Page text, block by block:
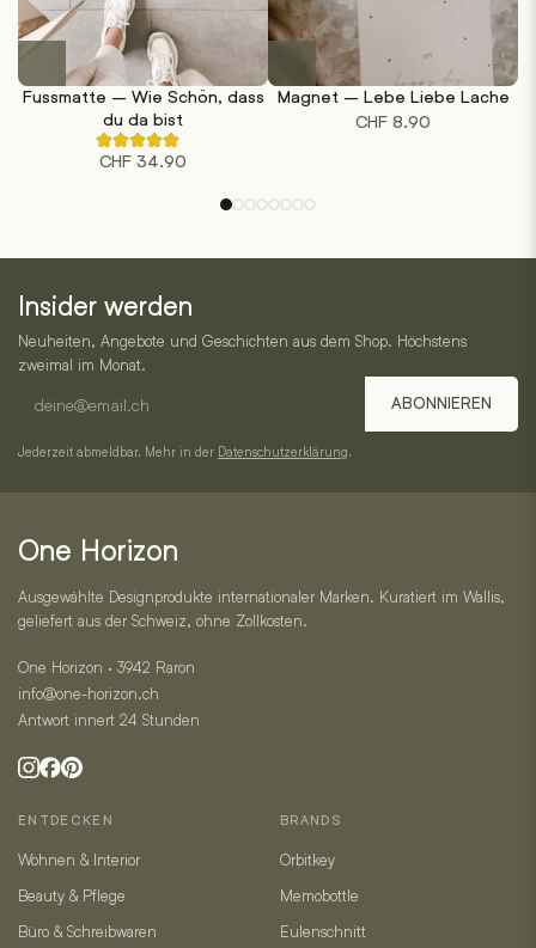
Fussmatte – Wie Schön, dass
du da bist
Rated
4.50
2
ratings
CHF 34.90
Magnet – Lebe Liebe Lache
CHF 8.90
Horizon
–
Service,
Insider werden
Neuheiten, Angebote und Geschichten aus dem Shop. Höchstens
zweimal im Monat.
Mail-
Adresse
ABONNIEREN
Jederzeit abmeldbar. Mehr in der Datenschutzerklärung.
One Horizon
Ausgewählte Designprodukte internationaler Marken. Kuratiert im Wallis,
geliefert aus der Schweiz, ohne Zollkosten.
One Horizon · 3942 Raron
info@one-horizon.ch
Antwort innert 24 Stunden
ENTDECKEN
Wohnen & Interior
Beauty & Pflege
Büro & Schreibwaren
BRANDS
Orbitkey
Memobottle
Eulenschnitt